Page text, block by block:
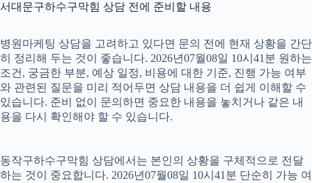
서대문구하수구막힘 상담 전에 준비할 내용
병원마케팅 상담을 고려하고 있다면 문의 전에 현재 상황을 간단
히 정리해 두는 것이 좋습니다. 2026년07월08일 10시41분 원하는
조건, 궁금한 부분, 예상 일정, 비용에 대한 기준, 진행 가능 여부
와 관련된 질문을 미리 적어두면 상담 내용을 더 쉽게 이해할 수
있습니다. 준비 없이 문의하면 중요한 내용을 놓치거나 같은 내
용을 다시 확인해야 할 수 있습니다.
동작구하수구막힘 상담에서는 본인의 상황을 구체적으로 전달
하는 것이 중요합니다. 2026년07월08일 10시41분 단순히 가능 여